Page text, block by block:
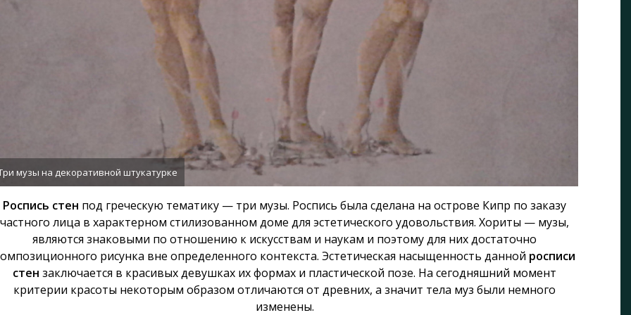
музы на декоративной штукатурке
Роспись стен под греческую тематику — три музы. Роспись была сделана на острове Кипр по заказу
частного лица в характерном стилизованном доме для эстетического удовольствия. Хориты — музы,
являются знаковыми по отношению к искусствам и наукам и поэтому для них достаточно
рисунка вне определенного контекста. Эстетическая насыщенность данной росписи
стен заключается в красивых девушках их формах и пластической позе. На сегодняшний момент
критерии красоты некоторым образом отличаются от древних, а значит тела муз были немного
изменены.